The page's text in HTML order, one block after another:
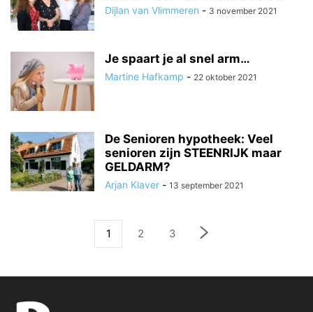
Dijlan van Vlimmeren - 3 november 2021
Je spaart je al snel arm…
Martine Hafkamp - 22 oktober 2021
De Senioren hypotheek: Veel
senioren zijn STEENRIJK maar
GELDARM?
Arjan Klaver - 13 september 2021
1 2 3